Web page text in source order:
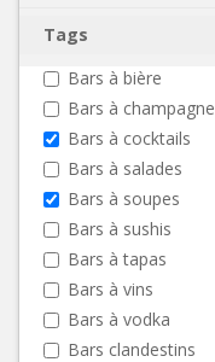
Tags
Bars à bière
Bars à champagne
Bars à cocktails
Bars à salades
Bars à soupes
Bars à sushis
Bars à tapas
Bars à vins
Bars à vodka
Bars clandestins